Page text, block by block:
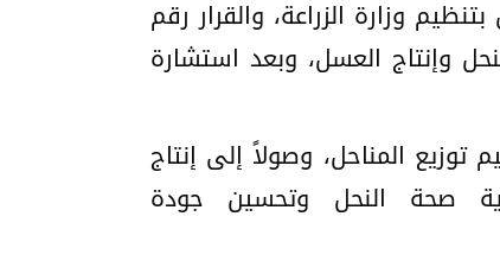
إضافة إلى المرسوم رقم 5246 تاريخ 30 حزيران 1994 المتعلق بتنظيم وزارة الزراعة، والقرار رقم
النحل وإنتاج العسل، وبعد استشارة
توزيع المناحل، وصولاً إلى إنتاج
صحة النحل وتحسين جودة